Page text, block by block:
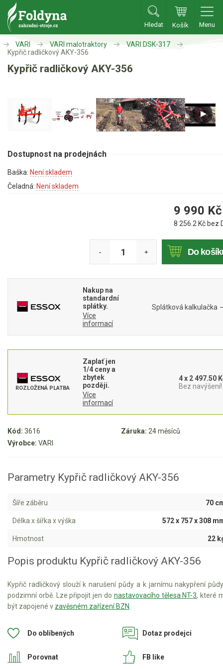
Hledat Košík Menu
Zahradní traktory
Zahradní traktory
Příslušenství
Benzínové sekačky
Akumulátorové sekačky
Aku křovinořezy a vyžínače
Benzínové pily
Elektrické pily
Vyvětvovací pily
AKU zahradní technika
Aku pily
Aku sekačky
Štípačka na dřevo
VARI
VARI malotraktory
VARI DSK-317
VARI VARI malotraktory
VARI DSK-317
Kypřič radličkový AKY-356
Kypřič radličkový AKY-356
Kód: 3616 Záruka: 24 měsíců
Výrobce: VARI
Dostupnost na prodejnách
Baška: Není skladem
Čeladná: Není skladem
9 990 Kč
8 256.2 Kč bez
- + Do
Nakup na
standardní
splátky.
Více
informací
Splátková kalkulačka
ROZLOŽENÁ PLATBA
Zaplať jen
1/4 ceny a
zbytek
později.
Více
informací
4 x 2 497.50
Bez navýšení!
Parametry Kypřič radličkový AKY-356
Šíře záběru 70
Délka x šířka x výška 572 x 757 x 308
Hmotnost 22
Popis produktu Kypřič radličkový AKY-356
Kypřič radličkový slouží k narušení půdy a k jarnímu nakypření
podzimní orbě. Lze připojit jen do nastavovacího tělesa NT-3, které
být zapojené v zavěsném zařízení BZN.
Do oblíbených
Porovnat
Dotaz prodejci
FB like